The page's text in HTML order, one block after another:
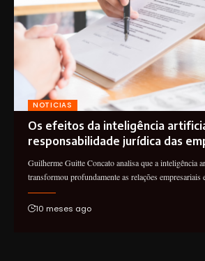
NOTICIAS
Os efeitos da inteligência
responsabilidade jurídica das
Guilherme Guitte Concato analisa que a inteligência
transformou profundamente as relações empresariais
10 meses ago